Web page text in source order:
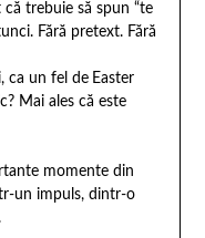
trebuie să spun “te
Fără pretext. Fără
ca un fel de Easter
Mai ales că este
momente din
un impuls, dintr-o